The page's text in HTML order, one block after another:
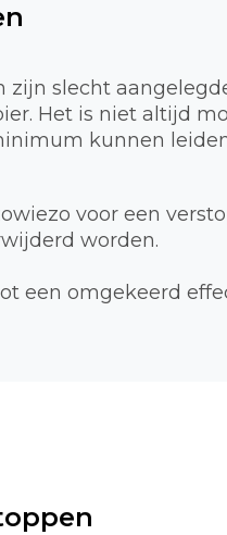
slecht
Het is niet altijd
kunnen
voor een
worden.
een omgekeerd